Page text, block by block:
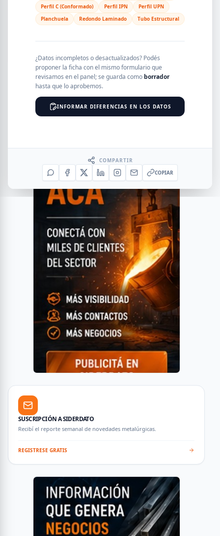
SUSCRIPCIÓN A SIDERDATO
Recibí el reporte semanal de novedades metalúrgicas.
REGISTRESE GRATIS
Perfil C (Conformado)
Perfil IPN
Perfil UPN
Planchuela
Redondo Laminado Tubo Estructural
¿Datos incompletos o desactualizados? Podés
proponer la ficha con el mismo formulario que
revisamos en el panel; se guarda como borrador
hasta que lo aprobemos.
INFORMAR DIFERENCIAS EN LOS DATOS
COMPARTIR
COPIAR